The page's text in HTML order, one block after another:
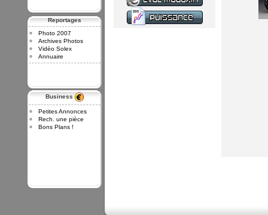
Reportages
Photo 2007
Archives Photos
Vidéo Solex
Annuaire
Business
Petites Annonces
Rech. une pièce
Bons Plans !